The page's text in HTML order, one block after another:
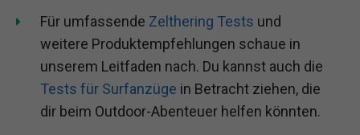
Für umfassende Zelthering Tests und
weitere Produktempfehlungen schaue in
unserem Leitfaden nach. Du kannst auch die
Tests für Surfanzüge in Betracht ziehen, die
dir beim Outdoor-Abenteuer helfen könnten.